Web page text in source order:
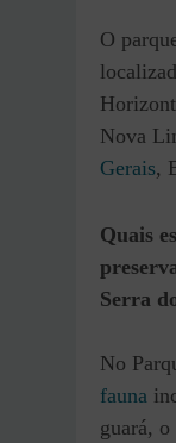
O
Nova
Gerais,
Quais
Serra
No
fauna
guará, o